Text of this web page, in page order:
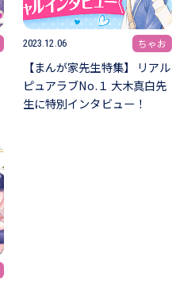
2023.12.06 ちゃお
【まんが家先生特集】 リアル
ピュアラブNo.１ 大木真白先
生に特別インタビュー！